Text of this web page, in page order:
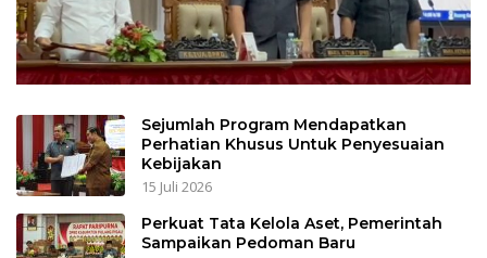
Sejumlah Program Mendapatkan
Perhatian Khusus Untuk Penyesuaian
Kebijakan
15 Juli 2026
Perkuat Tata Kelola Aset, Pemerintah
Sampaikan Pedoman Baru